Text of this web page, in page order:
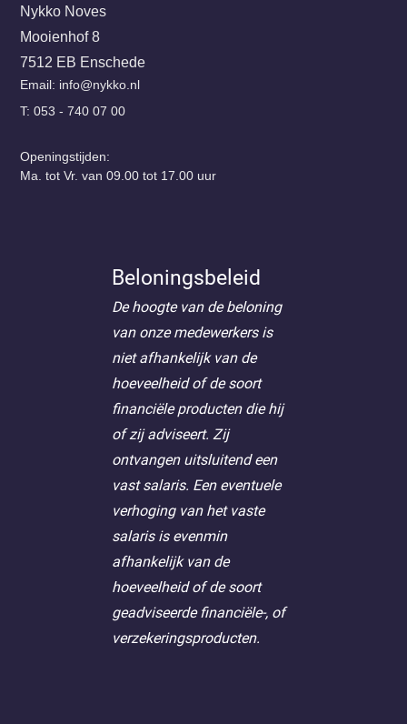
Beloningsbeleid
De hoogte van de beloning
van onze medewerkers is
niet afhankelijk van de
hoeveelheid of de soort
financiële producten die hij
of zij adviseert. Zij
ontvangen uitsluitend een
vast salaris. Een eventuele
verhoging van het vaste
salaris is evenmin
afhankelijk van de
hoeveelheid of de soort
geadviseerde financiële-, of
verzekeringsproducten.
Nykko Noves
Mooienhof 8
7512 EB Enschede
Email: ln.okkyn
@ofni
T: 053 - 740 07 00
Openingstijden:
Ma. tot Vr. van 09.00 tot 17.00 uur